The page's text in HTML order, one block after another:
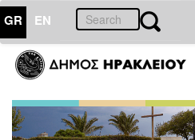
GR EN
ΕΠΙΚΑΙΡΟΤΗΤΑ
Τύπου
Αρχείο